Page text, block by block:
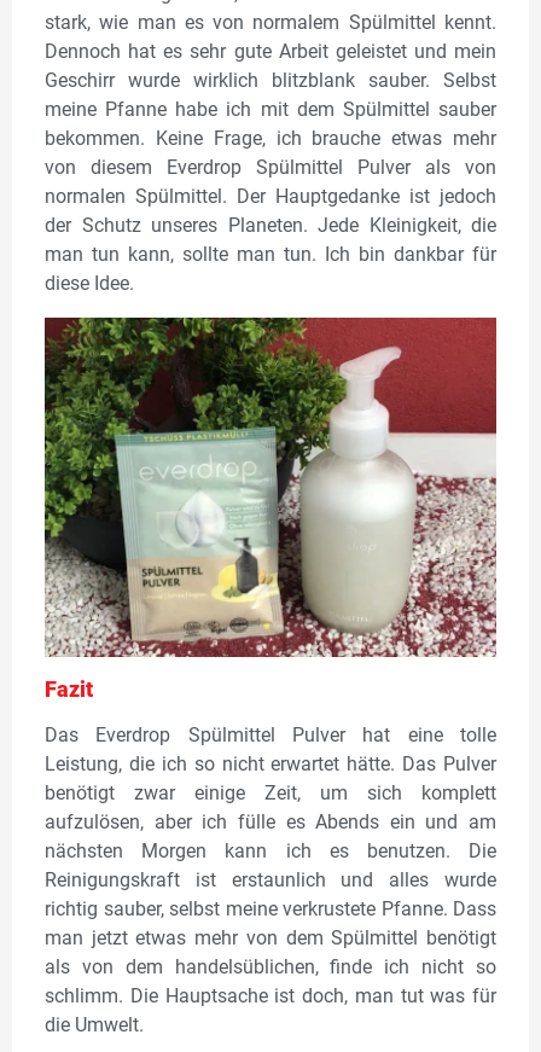
stark, wie man es von normalem Spülmittel kennt.
Dennoch hat es sehr gute Arbeit geleistet und mein
Geschirr wurde wirklich blitzblank sauber. Selbst
meine Pfanne habe ich mit dem Spülmittel sauber
bekommen. Keine Frage, ich brauche etwas mehr
von diesem Everdrop Spülmittel Pulver als von
normalen Spülmittel. Der Hauptgedanke ist jedoch
der Schutz unseres Planeten. Jede Kleinigkeit, die
man tun kann, sollte man tun. Ich bin dankbar für
diese Idee.
Fazit
Das Everdrop Spülmittel Pulver hat eine tolle
Leistung, die ich so nicht erwartet hätte. Das Pulver
benötigt zwar einige Zeit, um sich komplett
aufzulösen, aber ich fülle es Abends ein und am
nächsten Morgen kann ich es benutzen. Die
Reinigungskraft ist erstaunlich und alles wurde
richtig sauber, selbst meine verkrustete Pfanne. Dass
man jetzt etwas mehr von dem Spülmittel benötigt
als von dem handelsüblichen, finde ich nicht so
schlimm. Die Hauptsache ist doch, man tut was für
die Umwelt.